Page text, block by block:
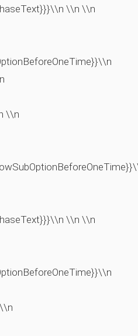
\\n \\n
\\n
\\n \\n